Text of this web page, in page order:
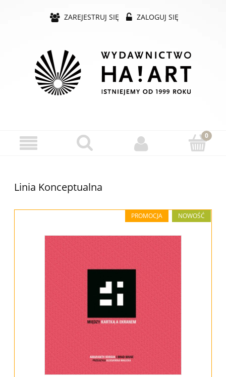
ZAREJESTRUJ SIĘ ZALOGUJ SIĘ
Linia Konceptualna
PROMOCJA NOWOŚĆ